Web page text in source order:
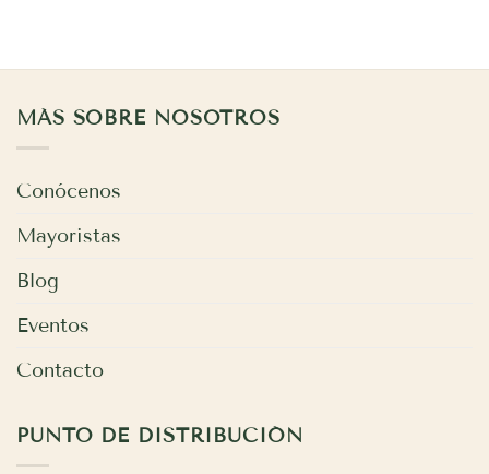
MÁS SOBRE NOSOTROS
Conócenos
Mayoristas
Blog
Eventos
Contacto
PUNTO DE DISTRIBUCIÓN